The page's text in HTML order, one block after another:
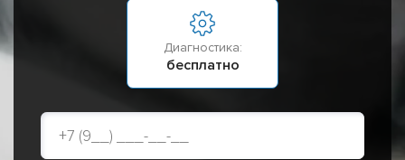
Диагностика:
бесплатно